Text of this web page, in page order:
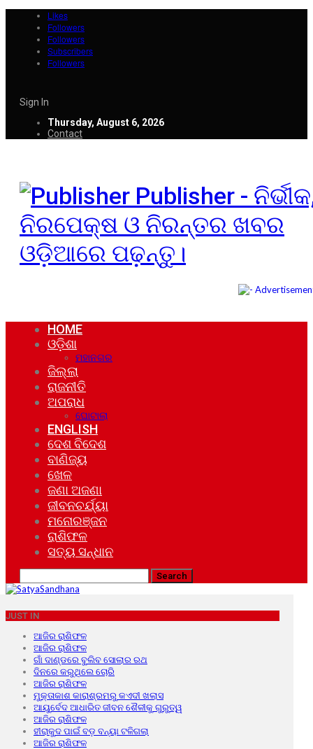
Likes
Followers
Followers
Subscribers
Followers
Sign In
Thursday, August 6, 2026
Contact
Publisher -
ନିରପେକ୍ଷ ଓ ନିରନ୍ତର ଖବର
ଓଡ଼ିଆରେ ପଢ଼ନ୍ତୁ।
HOME
ଓଡ଼ିଶା
ମହାନଗର
ଜିଲ୍ଲା
ରାଜନୀତି
ଅପରାଧ
ଘୋଟାଲା
ENGLISH
ଦେଶ ବିଦେଶ
ବାଣିଜ୍ୟ
ଖେଳ
ଜଣା ଅଜଣା
ଜୀବନଚର୍ଯ୍ୟା
ମନୋରଞ୍ଜନ
ରାଶିଫଳ
ସତ୍ୟ ସନ୍ଧାନ
JUST IN
ଆଜିର ରାଶିଫଳ
ଆଜିର ରାଶିଫଳ
ଗାଁ ଦାଣ୍ଡରେ ବୁଲିବ ସୋଲାର ରଥ
ଦିନରେ କରୁଥିଲେ ଚୋରି
ଆଜିର ରାଶିଫଳ
ମୁକ୍ତାକାଶ କାରାଶ୍ରମରୁ କଏଦୀ ଖଲାସ
ଆୟୁର୍ବେଦ ଆଧାରିତ ଜୀବନ ଶୈଳୀକୁ ଗୁରୁତ୍ୱ
ଆଜିର ରାଶିଫଳ
ହୀରାକୁଦ ପାଇଁ ବଡ଼ ବନ୍ୟା ଟଳିଗଲା
ଆଜିର ରାଶିଫଳ